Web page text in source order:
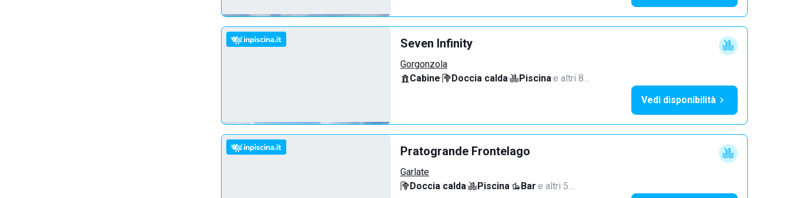
Seven Infinity
Gorgonzola
Cabine· Doccia calda· Piscina·e altri 8…
Vedi disponibilità
Pratogrande Frontelago
Garlate
Doccia calda· Piscina· Bar·e altri 5…